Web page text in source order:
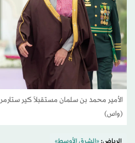
الأمير محمد بن سلمان مستقبلاً كير
(واس)